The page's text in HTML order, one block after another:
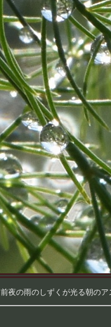
前夜の雨のしずくが光る朝の